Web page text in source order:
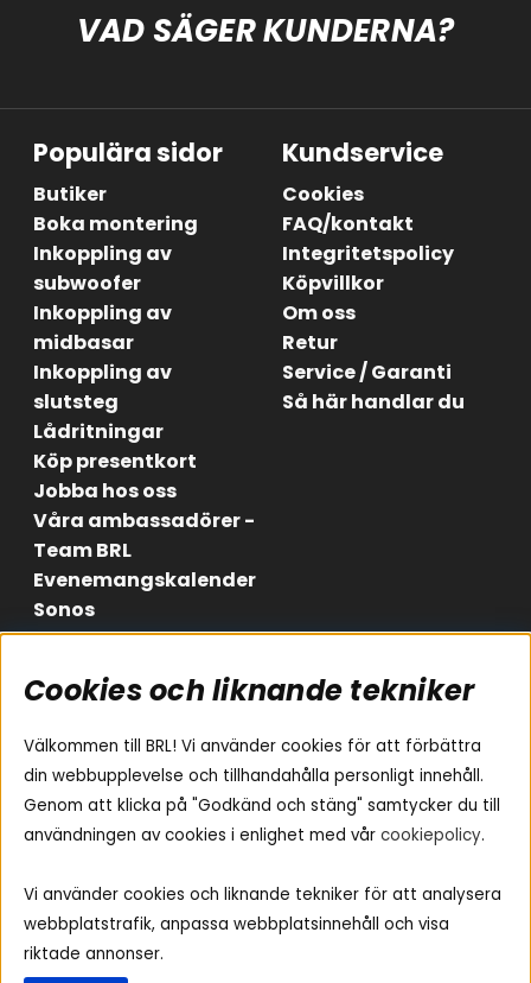
VAD SÄGER KUNDERNA?
Populära sidor
Butiker
Boka montering
Inkoppling av
subwoofer
Inkoppling av
midbasar
Inkoppling av
slutsteg
Lådritningar
Köp presentkort
Jobba hos oss
Våra ambassadörer -
Team BRL
Evenemangskalender
Sonos
Kundservice
Cookies
FAQ/kontakt
Integritetspolicy
Köpvillkor
Om oss
Retur
Service / Garanti
Så här handlar du
Områden
Billjud
Hemmaljud
Medarbetare
Vad passar i min bil
Yamaha Musiccast
Ljud till A-traktorn
Ljud till båten
Ljud till lastbil
Ljus till A-traktorn
Följ oss
Instagram
Facebook
Youtube
Cookies och liknande tekniker
Välkommen till BRL! Vi använder cookies för att förbättra
din webbupplevelse och tillhandahålla personligt innehåll.
Genom att klicka på "Godkänd och stäng" samtycker du till
användningen av cookies i enlighet med vår cookiepolicy.
Vi använder cookies och liknande tekniker för att analysera
webbplatstrafik, anpassa webbplatsinnehåll och visa
riktade annonser.